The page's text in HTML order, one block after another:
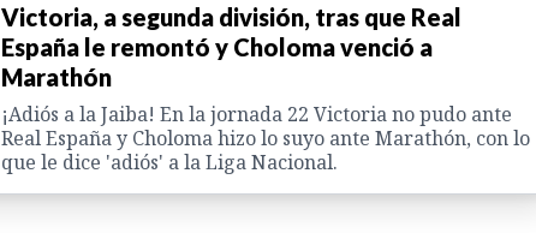
Victoria, a segunda división, tras que Real
España le remontó y Choloma venció a
Marathón
¡Adiós a la Jaiba! En la jornada 22 Victoria no pudo ante
Real España y Choloma hizo lo suyo ante Marathón, con lo
que le dice 'adiós' a la Liga Nacional.